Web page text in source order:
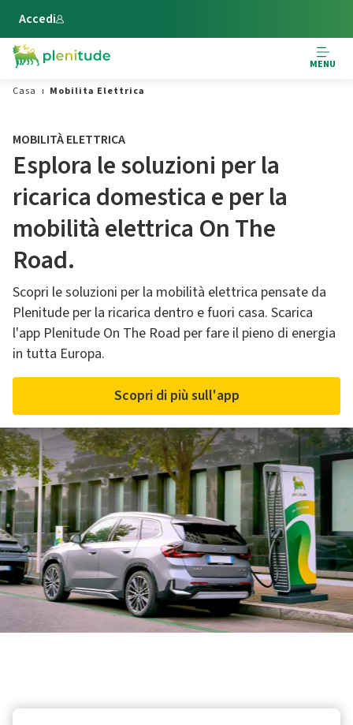
Vai al contenuto principale
Accedi
MENU
Casa
Mobilita Elettrica
MOBILITÀ ELETTRICA
Esplora le soluzioni per la
ricarica domestica e per la
mobilità elettrica On The
Road.
Scopri le soluzioni per la mobilità elettrica pensate da
Plenitude per la ricarica dentro e fuori casa. Scarica
l'app Plenitude On The Road per fare il pieno di energia
in tutta Europa.
Scopri di più sull'app